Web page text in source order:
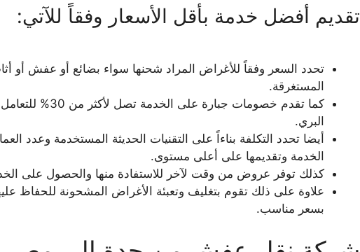
تقديم أفضل خدمة بأقل الأسعار وفقاً للآتي:
تحدد السعر وفقاً للأغراض المراد شحنها سواء بضائع أو عفش أو
المستغرقة.
كما تقدم خصومات
البري.
أيضا تحدد التكلفة بناءاً على التقنيات الحديثة المستخدمة وعدد
الخدمة وتقديمها على أعلى مستوى.
كذلك توفر عروض من وقت لآخر للاستفادة منها والحصول على
علاوة على ذلك تقوم بتغليف وتعبئة الأغراض المشحونة للحفاظ
بسعر مناسب.